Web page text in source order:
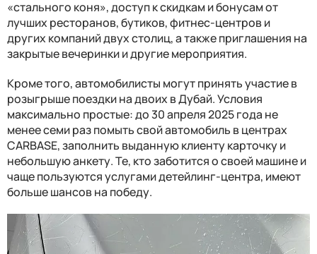
«стального коня», доступ к скидкам и бонусам от
лучших ресторанов, бутиков, фитнес-центров и
других компаний двух столиц, а также приглашения на
закрытые вечеринки и другие мероприятия.
Кроме того, автомобилисты могут принять участие в
розыгрыше поездки на двоих в Дубай. Условия
максимально простые: до 30 апреля 2025 года не
менее семи раз помыть свой автомобиль в центрах
CARBASE, заполнить выданную клиенту карточку и
небольшую анкету. Те, кто заботится о своей машине и
чаще пользуются услугами детейлинг-центра, имеют
больше шансов на победу.